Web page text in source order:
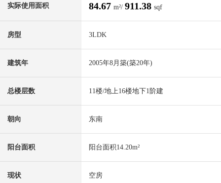
实际使用面积 84.67 m²/ 911.38 sqf
房型 3LDK
建筑年 2005年8月築(築20年)
总楼层数 11楼/地上16楼地下1阶建
朝向 东南
阳台面积 阳台面积14.20m²
现状 空房